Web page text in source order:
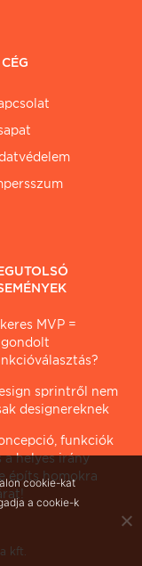
MVP =
sprintről nem
designereknek
funkciók
a helyes irány
építs homokra
kft.
cookie-kat
a cookie-k